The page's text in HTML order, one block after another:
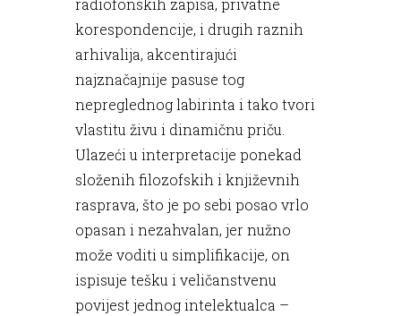
radiofonskih zapisa, privatne
korespondencije, i drugih raznih
arhivalija, akcentirajući
najznačajnije pasuse tog
nepreglednog labirinta i tako tvori
vlastitu živu i dinamičnu priču.
Ulazeći u interpretacije ponekad
složenih filozofskih i književnih
rasprava, što je po sebi posao vrlo
opasan i nezahvalan, jer nužno
može voditi u simplifikacije, on
ispisuje tešku i veličanstvenu
povijest jednog intelektualca –